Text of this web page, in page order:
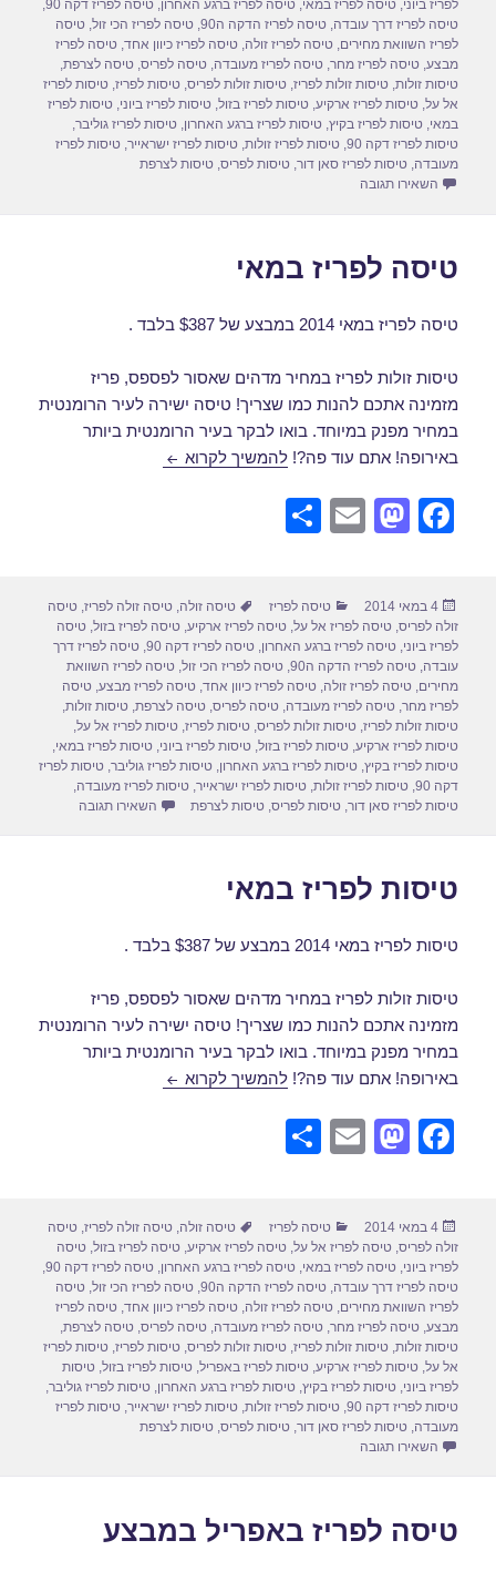
b
o
o
k
d
o
n
לפריז ביוני,טיסה לפריז במאי,טיסה לפריז ברגע האחרון,טיסה לפריז דקה 90
,
טיסה לפריז דרך עובדה,טיסה לפריז הדקה ה90 ,טיסה לפריז הכי זול,טיסה
לפריז השוואת מחירים,טיסה לפריז זולה,טיסה לפריז כיוון אחד,טיסה לפריז
מבצע,טיסה לפריז מחר,טיסה לפריז מעובדה,טיסה לפריס,טיסה לצרפת,
טיסות זולות,טיסות זולות לפריז,טיסות זולות לפריס,טיסות לפריז,טיסות לפריז
אל על,טיסות לפריז ארקיע,טיסות לפריז בזול,טיסות לפריז ביוני,טיסות לפריז
במאי,טיסות לפריז בקיץ,טיסות לפריז ברגע האחרון,טיסות לפריז גוליבר,
טיסות לפריז דקה 90
,טיסות לפריז זולות,טיסות לפריז ישראייר,טיסות לפריז
מעובדה,טיסות לפריז סאן דור,טיסות לפריס,טיסות לצרפת
השאירו תגובה
טיסה לפריז במאי
טיסה לפריז במאי 2014 במבצע של $387 בלבד .
טיסות זולות לפריז במחיר מדהים שאסור לפספס, פריז
מזמינה אתכם להנות כמו שצריך! טיסה ישירה לעיר הרומנטית
במחיר מפנק במיוחד. בואו לבקר בעיר הרומנטית ביותר
באירופה! אתם עוד פה?!להמשיך לקרוא טיסה לפריז במאי
F
e
b
o
o
k
M
o
d
o
n
E
e
פורסם
בתאריך
4 במאי 2014 קטגוריות
טיסה לפריז תגיות
טיסה זולה ,טיסה זולה לפריז ,טיסה
זולה לפריס ,טיסה לפריז אל על ,טיסה לפריז ארקיע ,טיסה לפריז בזול ,טיסה
לפריז ביוני ,טיסה לפריז ברגע האחרון ,טיסה לפריז דקה 90 ,טיסה לפריז דרך
עובדה ,טיסה לפריז הדקה ה90 ,טיסה לפריז הכי זול ,טיסה לפריז השוואת
מחירים ,טיסה לפריז זולה ,טיסה לפריז כיוון אחד ,טיסה לפריז מבצע ,טיסה
לפריז מחר ,טיסה לפריז מעובדה ,טיסה לפריס ,טיסה לצרפת ,טיסות זולות
טיסות זולות לפריז ,טיסות זולות לפריס ,טיסות לפריז ,טיסות לפריז אל על
טיסות לפריז ארקיע ,טיסות לפריז בזול ,טיסות לפריז ביוני ,טיסות לפריז במאי
טיסות לפריז בקיץ ,טיסות לפריז ברגע האחרון ,טיסות לפריז גוליבר ,טיסות לפריז
דקה 90
,טיסות לפריז זולות ,טיסות לפריז ישראייר ,טיסות לפריז מעובדה
טיסות לפריז סאן דור ,טיסות לפריס ,טיסות לצרפת השאירו תגובה
טיסות לפריז במאי
טיסות לפריז במאי 2014 במבצע של $387 בלבד .
טיסות זולות לפריז במחיר מדהים שאסור לפספס, פריז
מזמינה אתכם להנות כמו שצריך! טיסה ישירה לעיר הרומנטית
במחיר מפנק במיוחד. בואו לבקר בעיר הרומנטית ביותר
באירופה! אתם עוד פה?!להמשיך לקרוא טיסות לפריז במאי
F
e
b
o
o
k
M
o
d
o
n
E
e
פורסם
בתאריך
4 במאי 2014 קטגוריות
טיסה לפריז תגיות
טיסה זולה,טיסה זולה לפריז,טיסה
זולה לפריס,טיסה לפריז אל על,טיסה לפריז ארקיע,טיסה לפריז בזול,טיסה
לפריז ביוני,טיסה לפריז במאי,טיסה לפריז ברגע האחרון,טיסה לפריז דקה 90
,
טיסה לפריז דרך עובדה,טיסה לפריז הדקה ה90 ,טיסה לפריז הכי זול,טיסה
לפריז השוואת מחירים,טיסה לפריז זולה,טיסה לפריז כיוון אחד,טיסה לפריז
מבצע,טיסה לפריז מחר,טיסה לפריז מעובדה,טיסה לפריס,טיסה לצרפת,
טיסות זולות,טיסות זולות לפריז,טיסות זולות לפריס,טיסות לפריז,טיסות לפריז
אל על,טיסות לפריז ארקיע,טיסות לפריז באפריל,טיסות לפריז בזול,טיסות
לפריז ביוני,טיסות לפריז בקיץ,טיסות לפריז ברגע האחרון,טיסות לפריז גוליבר,
טיסות לפריז דקה 90
,טיסות לפריז זולות,טיסות לפריז ישראייר,טיסות לפריז
מעובדה,טיסות לפריז סאן דור,טיסות לפריס,טיסות לצרפת
השאירו תגובה
טיסה לפריז באפריל במבצע